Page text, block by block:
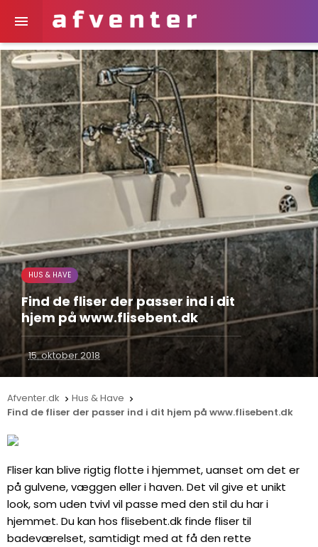

HUS & HAVE
Find de fliser der passer ind i dit
hjem på www.flisebent.dk
15. oktober 2018
Afventer.dk  Hus & Have 
Find de fliser der passer ind i dit hjem på www.flisebent.dk
Fliser kan blive rigtig flotte i hjemmet, uanset om det er
på gulvene, væggen eller i haven. Det vil give et unikt
look, som uden tvivl vil passe med den stil du har i
hjemmet. Du kan hos flisebent.dk finde fliser til
badeværelset, samtidigt med at få den rette